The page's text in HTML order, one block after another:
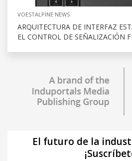
VOESTALPINE NEWS
ARQUITECTURA DE INTERFAZ
EL CONTROL DE SEÑALIZACIÓN
El futuro de la